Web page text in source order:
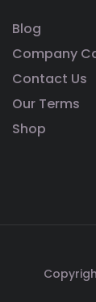
Blog
Company
Contact Us
Our Terms
Shop